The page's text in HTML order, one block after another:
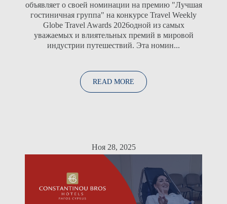
объявляет о своей номинации на премию "Лучшая
гостиничная группа" на конкурсе Travel Weekly
Globe Travel Awards 2026одной из самых
уважаемых и влиятельных премий в мировой
индустрии путешествий. Эта номин...
READ MORE
Ноя 28, 2025